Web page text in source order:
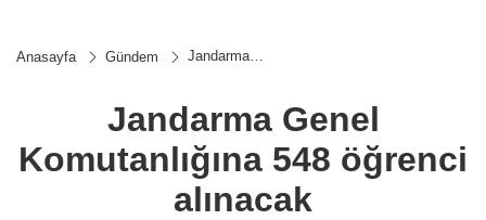
Anasayfa Gündem
Jandarma
alınacak
Jandarma Genel
Komutanlığına 548 öğrenci
alınacak